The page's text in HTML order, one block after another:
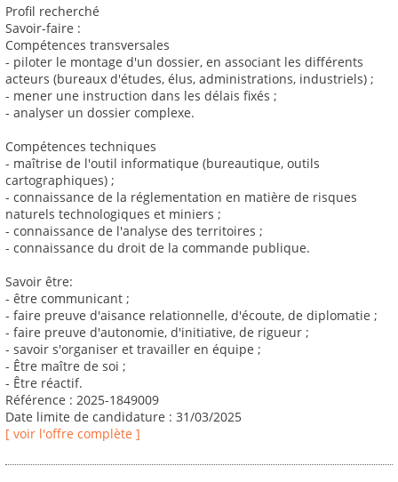
Profil recherché
Savoir-faire :
Compétences transversales
- piloter le montage d'un dossier, en associant les différents
acteurs (bureaux d'études, élus, administrations, industriels) ;
- mener une instruction dans les délais fixés ;
- analyser un dossier complexe.
Compétences techniques
- maîtrise de l'outil informatique (bureautique, outils
cartographiques) ;
- connaissance de la réglementation en matière de risques
naturels technologiques et miniers ;
- connaissance de l'analyse des territoires ;
- connaissance du droit de la commande publique.
Savoir être:
- être communicant ;
- faire preuve d'aisance relationnelle, d'écoute, de diplomatie ;
- faire preuve d'autonomie, d'initiative, de rigueur ;
- savoir s'organiser et travailler en équipe ;
- Être maître de soi ;
- Être réactif.
Référence : 2025-1849009
Date limite de candidature : 31/03/2025
[ voir l'offre complète ]